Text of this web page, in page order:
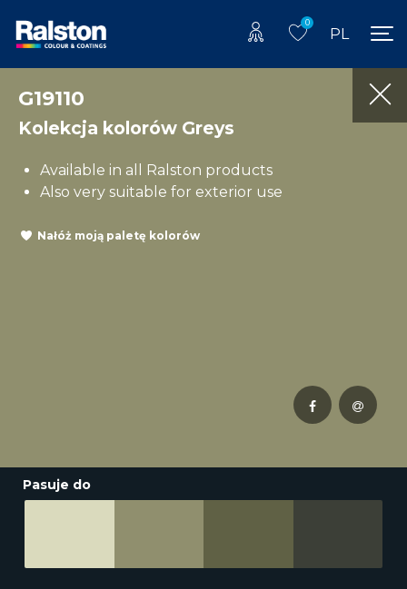
0
PL
G19110
Kolekcja kolorów Greys
Available in all Ralston products
Also very suitable for exterior use
Nałóż moją paletę kolorów
Pasuje do